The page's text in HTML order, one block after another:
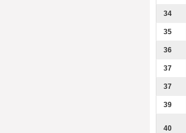
34
35
36
37
37
39
40